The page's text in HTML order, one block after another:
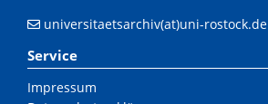
universitaetsarchiv(at)uni-rostock.de
Service
Impressum